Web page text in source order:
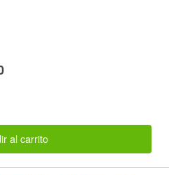
al carrito